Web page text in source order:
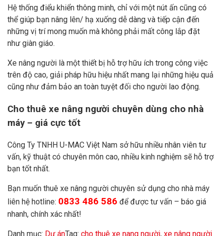
Hệ thống điểu khiển thông minh, chỉ với một nút ấn cũng có
thể giúp bạn nâng lên/ hạ xuống dễ dàng và tiếp cận đến
những vị trí mong muốn mà không phải mất công lắp đặt
như giàn giáo.
Xe nâng người là một thiết bị hỗ trợ hữu ích trong công việc
trên độ cao, giải pháp hữu hiệu nhất mang lại những hiệu quả
cũng như đảm bảo an toàn tuyệt đối cho người lao động.
Cho thuê xe nâng người chuyên dùng cho nhà
máy – giá cực tốt
Công Ty TNHH U-MAC Việt Nam sở hữu nhiều nhân viên tư
vấn, kỹ thuật có chuyên môn cao, nhiều kinh nghiệm sẽ hỗ trợ
bạn tốt nhất.
Bạn muốn thuê xe nâng người chuyên sử dụng cho nhà máy
liên hệ hotline: 0833 486 586 để được tư vấn – báo giá
nhanh, chính xác nhất!
Danh mục: Dự ánTag: cho thuê xe nang người, xe nâng người